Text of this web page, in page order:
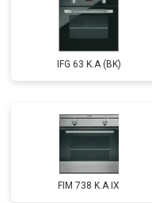
IFG 63 K.A (BK)
FIM 738 K.A IX